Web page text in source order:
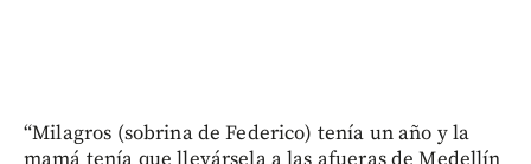
“Milagros (sobrina de Federico) tenía un año y la